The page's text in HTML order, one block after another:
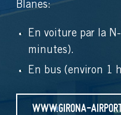
Blanes:
En voiture par la
minutes).
En bus (environ 1
WWW.GIRONA-